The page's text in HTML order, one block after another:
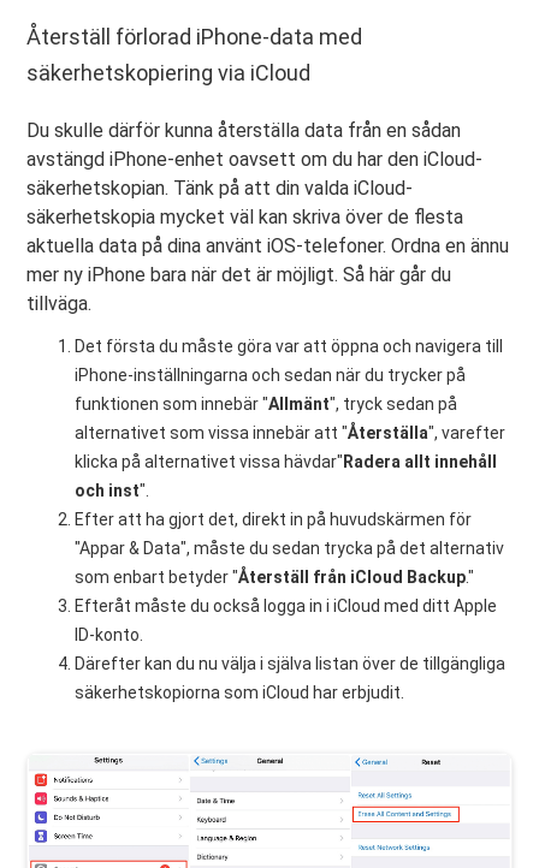
Återställ förlorad iPhone-data med
säkerhetskopiering via iCloud
Du skulle därför kunna återställa data från en sådan
avstängd iPhone-enhet oavsett om du har den iCloud-
säkerhetskopian. Tänk på att din valda iCloud-
säkerhetskopia mycket väl kan skriva över de flesta
aktuella data på dina använt iOS-telefoner. Ordna en ännu
mer ny iPhone bara när det är möjligt. Så här går du
tillväga.
Det första du måste göra var att öppna och navigera till
iPhone-inställningarna och sedan när du trycker på
funktionen som innebär "Allmänt", tryck sedan på
alternativet som vissa innebär att "Återställa", varefter
klicka på alternativet vissa hävdar" Radera allt innehåll
och inst".
Efter att ha gjort det, direkt in på huvudskärmen för
"Appar & Data", måste du sedan trycka på det alternativ
som enbart betyder "Återställ från iCloud Backup."
Efteråt måste du också logga in i iCloud med ditt Apple
ID-konto.
Därefter kan du nu välja i själva listan över de tillgängliga
säkerhetskopiorna som iCloud har erbjudit.